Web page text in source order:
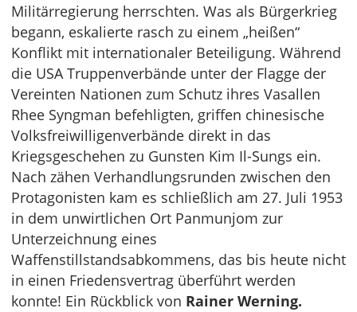
Militärregierung herrschten. Was als Bürgerkrieg
begann, eskalierte rasch zu einem „heißen“
Konflikt mit internationaler Beteiligung. Während
die USA Truppenverbände unter der Flagge der
Vereinten Nationen zum Schutz ihres Vasallen
Rhee Syngman befehligten, griffen chinesische
Volksfreiwilligenverbände direkt in das
Kriegsgeschehen zu Gunsten Kim Il-Sungs ein.
Nach zähen Verhandlungsrunden zwischen den
Protagonisten kam es schließlich am 27. Juli 1953
in dem unwirtlichen Ort Panmunjom zur
Unterzeichnung eines
Waffenstillstandsabkommens, das bis heute nicht
in einen Friedensvertrag überführt werden
konnte! Ein Rückblick von Rainer Werning.